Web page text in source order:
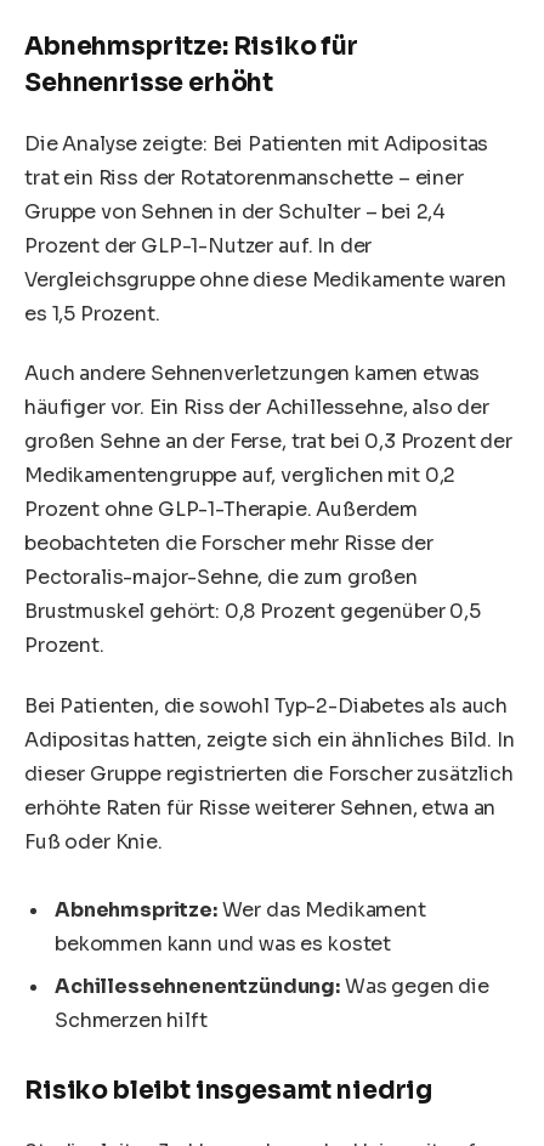
Abnehmspritze: Risiko für
Sehnenrisse erhöht
Die Analyse zeigte: Bei Patienten mit Adipositas
trat ein Riss der Rotatorenmanschette – einer
Gruppe von Sehnen in der Schulter – bei 2,4
Prozent der GLP-1-Nutzer auf. In der
Vergleichsgruppe ohne diese Medikamente waren
es 1,5 Prozent.
Auch andere Sehnenverletzungen kamen etwas
häufiger vor. Ein Riss der Achillessehne, also der
großen Sehne an der Ferse, trat bei 0,3 Prozent der
Medikamentengruppe auf, verglichen mit 0,2
Prozent ohne GLP-1-Therapie. Außerdem
beobachteten die Forscher mehr Risse der
Pectoralis-major-Sehne, die zum großen
Brustmuskel gehört: 0,8 Prozent gegenüber 0,5
Prozent.
Bei Patienten, die sowohl Typ-2-Diabetes als auch
Adipositas hatten, zeigte sich ein ähnliches Bild. In
dieser Gruppe registrierten die Forscher zusätzlich
erhöhte Raten für Risse weiterer Sehnen, etwa an
Fuß oder Knie.
Abnehmspritze:Wer das Medikament
bekommen kann und was es kostet
Achillessehnenentzündung:Was gegen die
Schmerzen hilft
Risiko bleibt insgesamt niedrig